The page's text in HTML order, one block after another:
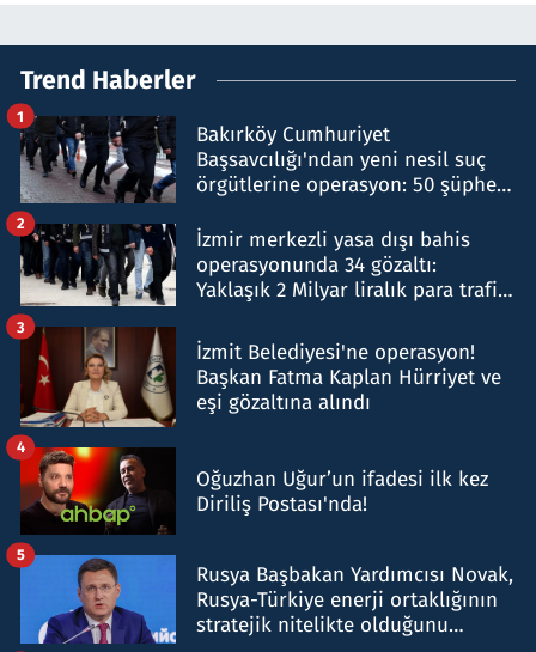
Trend Haberler
Bakırköy Cumhuriyet
Başsavcılığı'ndan yeni nesil suç
örgütlerine operasyon: 50 şüpheli
1
İzmir merkezli yasa dışı bahis
operasyonunda 34 gözaltı:
Yaklaşık 2 Milyar liralık para trafiği
2
İzmit Belediyesi'ne operasyon!
Başkan Fatma Kaplan Hürriyet ve
eşi gözaltına alındı
3
Oğuzhan Uğur’un ifadesi ilk kez
Diriliş Postası'nda!
4
Rusya Başbakan Yardımcısı Novak,
Rusya-Türkiye enerji ortaklığının
stratejik nitelikte olduğunu
5